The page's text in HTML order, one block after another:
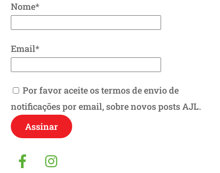
Nome*
Email*
Por favor aceite os termos de envio de
notificações por email, sobre novos posts AJL.
Facebook